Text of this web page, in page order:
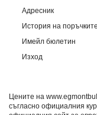
Адресник
История на поръчките
Имейл бюлетин
Изход
Цените на
съгласно официалния